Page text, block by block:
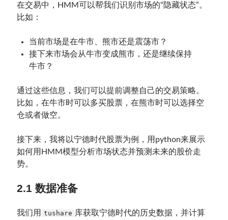
在交易中，HMM可以帮我们识别市场的“隐藏状态”。
比如：
当前市场是在牛市、熊市还是震荡市？
接下来市场会从牛市变成熊市，还是继续保持
牛市？
通过这些信息，我们可以提前调整自己的交易策略。
比如，在牛市时可以多买股票，在熊市时可以选择空
仓或者做空。
接下来，我将以宁德时代股票为例，用python来展示
如何用HMM模型分析市场状态并预测未来的股价走
势。
2.1 数据准备
我们用 tushare 库获取宁德时代的历史数据，并计算